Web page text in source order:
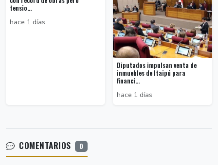
tensio...
hace 1 días
Diputados impulsan venta de
inmuebles de Itaipú para
financi...
hace 1 días
COMENTARIOS 0